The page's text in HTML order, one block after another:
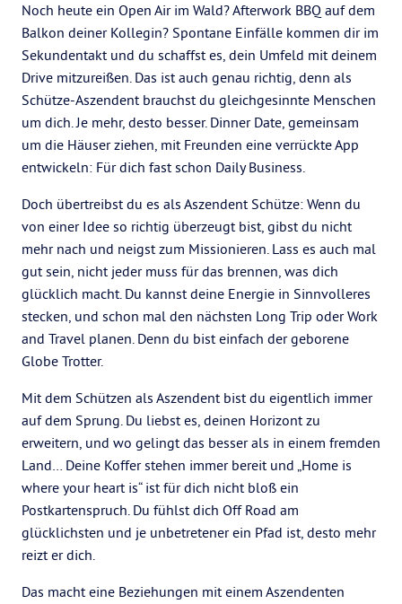
Noch heute ein Open Air im Wald? Afterwork BBQ auf dem
Balkon deiner Kollegin? Spontane Einfälle kommen dir im
Sekundentakt und du schaffst es, dein Umfeld mit deinem
Drive mitzureißen. Das ist auch genau richtig, denn als
Schütze-Aszendent brauchst du gleichgesinnte Menschen
um dich. Je mehr, desto besser. Dinner Date, gemeinsam
um die Häuser ziehen, mit Freunden eine verrückte App
entwickeln: Für dich fast schon Daily Business.
Doch übertreibst du es als Aszendent Schütze: Wenn du
von einer Idee so richtig überzeugt bist, gibst du nicht
mehr nach und neigst zum Missionieren. Lass es auch mal
gut sein, nicht jeder muss für das brennen, was dich
glücklich macht. Du kannst deine Energie in Sinnvolleres
stecken, und schon mal den nächsten Long Trip oder Work
and Travel planen. Denn du bist einfach der geborene
Globe Trotter.
Mit dem Schützen als Aszendent bist du eigentlich immer
auf dem Sprung. Du liebst es, deinen Horizont zu
erweitern, und wo gelingt das besser als in einem fremden
Land… Deine Koffer stehen immer bereit und „Home is
where your heart is“ ist für dich nicht bloß ein
Postkartenspruch. Du fühlst dich Off Road am
glücklichsten und je unbetretener ein Pfad ist, desto mehr
reizt er dich.
Das macht eine Beziehungen mit einem Aszendenten